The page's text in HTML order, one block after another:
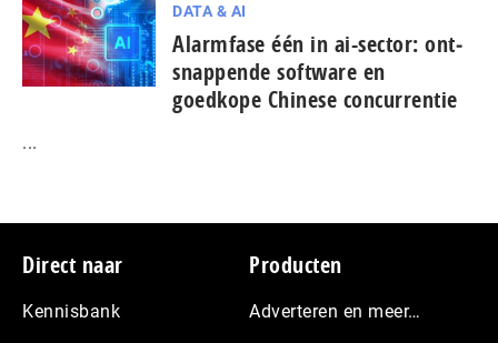
DATA & AI
Alarmfase één in ai-sector: ont­
snap­pen­de software en
goedkope Chinese con­cur­ren­tie
...
Footer
Direct naar
Kennisbank
Producten
Adverteren en meer…